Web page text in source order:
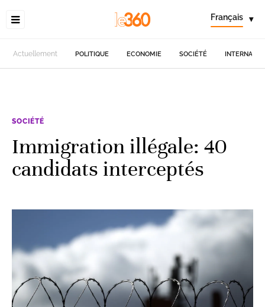
Français ▾
Actuellement POLITIQUE ECONOMIE SOCIÉTÉ
SOCIÉTÉ
Immigration illégale: 40
candidats interceptés